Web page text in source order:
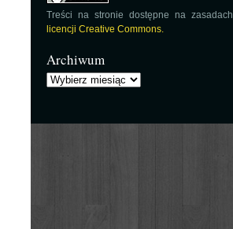
Treści na stronie dostępne na zasadach
licencji Creative Commons.
Archiwum
Archiwum